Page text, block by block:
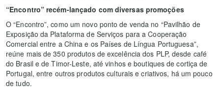
“Encontro” recém-lançado com diversas promoções
O “Encontro”, como um novo ponto de venda no “Pavilhão de
Exposição da Plataforma de Serviços para a Cooperação
Comercial entre a China e os Países de Língua Portuguesa”,
reúne mais de 350 produtos de excelência dos PLP, desde café
do Brasil e de Timor-Leste, até vinhos e boutiques de cortiça de
Portugal, entre outros produtos culturais e criativos, há um pouco
de tudo.